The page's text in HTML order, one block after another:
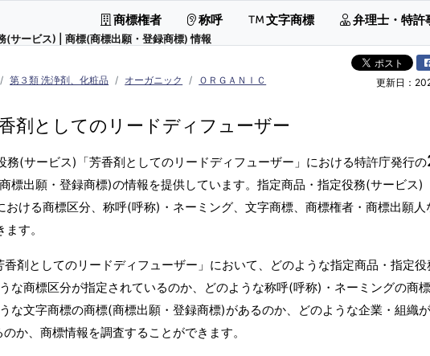
(サービス) | 商標(商標出願・登録商標) 情報
商標権者 称呼 文字商標 弁理士・特許
第３類 洗浄剤、化粧品 オーガニック
ＯＲＧＡＮＩＣ
更新日：
剤としてのリードディフューザー
務(サービス)「芳香剤としてのリードディフューザー」における特許庁発行の
標出願・登録商標)の情報を提供しています。指定商品・指定役務(サービス)
ける商標区分、称呼(呼称)・ネーミング、文字商標、商標権者・商標出願人
す。
剤としてのリードディフューザー」において、どのような指定商品・指定
な商標区分が指定されているのか、どのような称呼(呼称)・ネーミングの商
な文字商標の商標(商標出願・登録商標)があるのか、どのような企業・組織
か、商標情報を調査することができます。